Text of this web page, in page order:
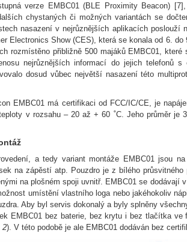
verze EMBC01 (BLE Proximity Beacon)
chystaných či možných variantách se
nasazení v nejrůznějších aplikacích poslouží
Electronics Show (CES), která se konala od 6.
rozmístěno přibližně 500 majáků EMBC01,
nejrůznějších informací do jejich telefonů s
dosud vůbec největší nasazení této
EMBC01 má certifikaci od FCC/IC/CE, je
v rozsahu – 20 až + 60 ˚C. Jeho průměr je
a tedy variant montáže EMBC01 jsou
na zápěstí atp. Pouzdro je z bílého průsvitného
na plošném spoji uvnitř. EMBC01 se dodávají
umístění vlastního loga nebo jakéhokoliv
Aby byl servis dokonalý a byly splněny
EMBC01 bez baterie, bez krytu i bez tlačítka ve
2). V této podobě je ale EMBC01 dodáván bez